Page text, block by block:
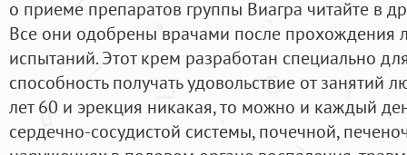
о приеме препаратов группы Виагра читайте в
Все они одобрены врачами после прохождения
испытаний. Этот крем разработан специально
способность получать удовольствие от занятий
лет 60 и эрекция никакая, то можно и каждый
сердечно-сосудистой системы, почечной,